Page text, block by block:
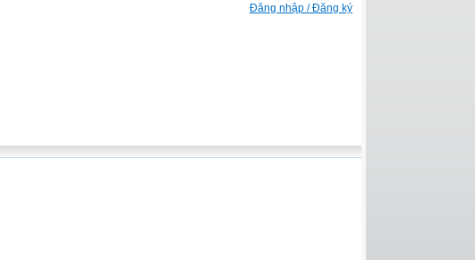
Đăng nhập / Đăng ký